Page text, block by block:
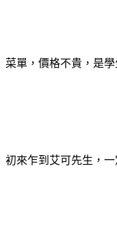
菜單，價格不貴，是
初來乍到艾可先生，